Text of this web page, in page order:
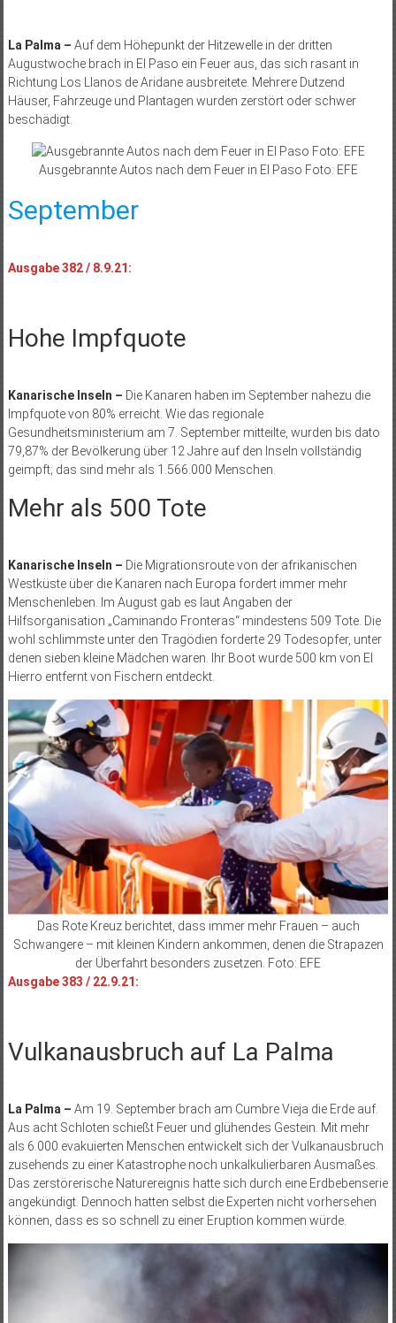
La Palma – Auf dem Höhepunkt der Hitzewelle in der dritten
Augustwoche brach in El Paso ein Feuer aus, das sich rasant in
Richtung Los Llanos de Aridane ausbreitete. Mehrere Dutzend
Häuser, Fahrzeuge und Plantagen wurden zerstört oder schwer
beschädigt.
Ausgebrannte Autos nach dem Feuer in El Paso Foto: EFE
September
Ausgabe 382 / 8.9.21:
Hohe Impfquote
Kanarische Inseln – Die Kanaren haben im September nahezu die
Impfquote von 80% erreicht. Wie das regionale
Gesundheitsministerium am 7. September mitteilte, wurden bis dato
79,87% der Bevölkerung über 12 Jahre auf den Inseln vollständig
geimpft; das sind mehr als 1.566.000 Menschen.
Mehr als 500 Tote
Kanarische Inseln – Die Migrationsroute von der afrikanischen
Westküste über die Kanaren nach Europa fordert immer mehr
Menschenleben. Im August gab es laut Angaben der
Hilfsorganisation „Caminando Fronteras“ mindestens 509 Tote. Die
wohl schlimmste unter den Tragödien forderte 29 Todesopfer, unter
denen sieben kleine Mädchen waren. Ihr Boot wurde 500 km von El
Hierro entfernt von Fischern entdeckt.
Das Rote Kreuz berichtet, dass immer mehr Frauen – auch
Schwangere – mit kleinen Kindern ankommen, denen die Strapazen
der Überfahrt besonders zusetzen. Foto: EFE
Ausgabe 383 / 22.9.21:
Vulkanausbruch auf La Palma
La Palma – Am 19. September brach am Cumbre Vieja die Erde auf.
Aus acht Schloten schießt Feuer und glühendes Gestein. Mit mehr
als 6.000 evakuierten Menschen entwickelt sich der Vulkanausbruch
zusehends zu einer Katastrophe noch unkalkulierbaren Ausmaßes.
Das zerstörerische Naturereignis hatte sich durch eine Erdbebenserie
angekündigt. Dennoch hatten selbst die Experten nicht vorhersehen
können, dass es so schnell zu einer Eruption kommen würde.